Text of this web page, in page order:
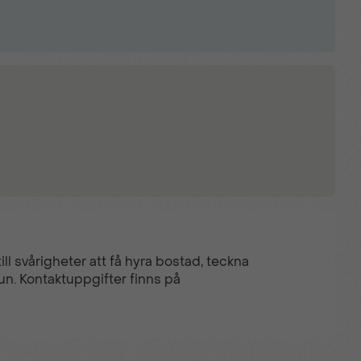
svårigheter att få hyra bostad, teckna
Kontaktuppgifter finns på